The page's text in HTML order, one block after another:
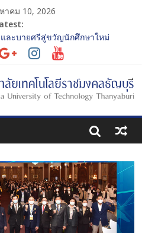
าคม 10, 2026
ละบายศรีสู่ขวัญนักศึกษาใหม่
รศึกษา 2568 “RMUTT Freshy
ของกรรมการสภามหาวิทยาลัย
โยนลูกรักษ์”
ละบายศรีสู่ขวัญนักศึกษาใหม่